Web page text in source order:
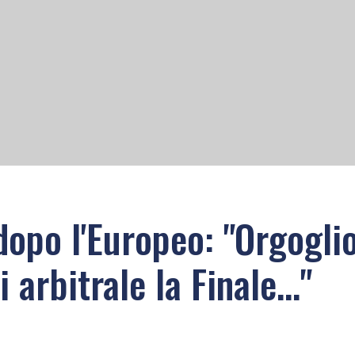
l'Europeo:
la Finale..."